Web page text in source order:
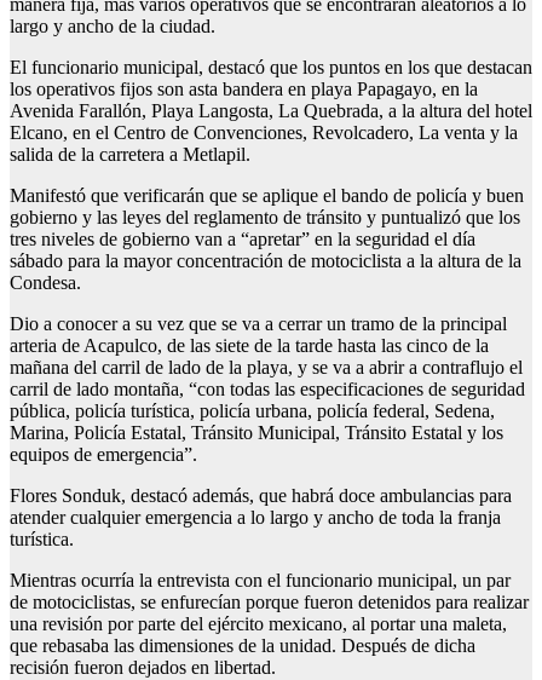
manera fija, más varios operativos que se encontrarán aleatorios a lo
largo y ancho de la ciudad.
El funcionario municipal, destacó que los puntos en los que destacan
los operativos fijos son asta bandera en playa Papagayo, en la
Avenida Farallón, Playa Langosta, La Quebrada, a la altura del hotel
Elcano, en el Centro de Convenciones, Revolcadero, La venta y la
salida de la carretera a Metlapil.
Manifestó que verificarán que se aplique el bando de policía y buen
gobierno y las leyes del reglamento de tránsito y puntualizó que los
tres niveles de gobierno van a “apretar” en la seguridad el día
sábado para la mayor concentración de motociclista a la altura de la
Condesa.
Dio a conocer a su vez que se va a cerrar un tramo de la principal
arteria de Acapulco, de las siete de la tarde hasta las cinco de la
mañana del carril de lado de la playa, y se va a abrir a contraflujo el
carril de lado montaña, “con todas las especificaciones de seguridad
pública, policía turística, policía urbana, policía federal, Sedena,
Marina, Policía Estatal, Tránsito Municipal, Tránsito Estatal y los
equipos de emergencia”.
Flores Sonduk, destacó además, que habrá doce ambulancias para
atender cualquier emergencia a lo largo y ancho de toda la franja
turística.
Mientras ocurría la entrevista con el funcionario municipal, un par
de motociclistas, se enfurecían porque fueron detenidos para realizar
una revisión por parte del ejército mexicano, al portar una maleta,
que rebasaba las dimensiones de la unidad. Después de dicha
recisión fueron dejados en libertad.